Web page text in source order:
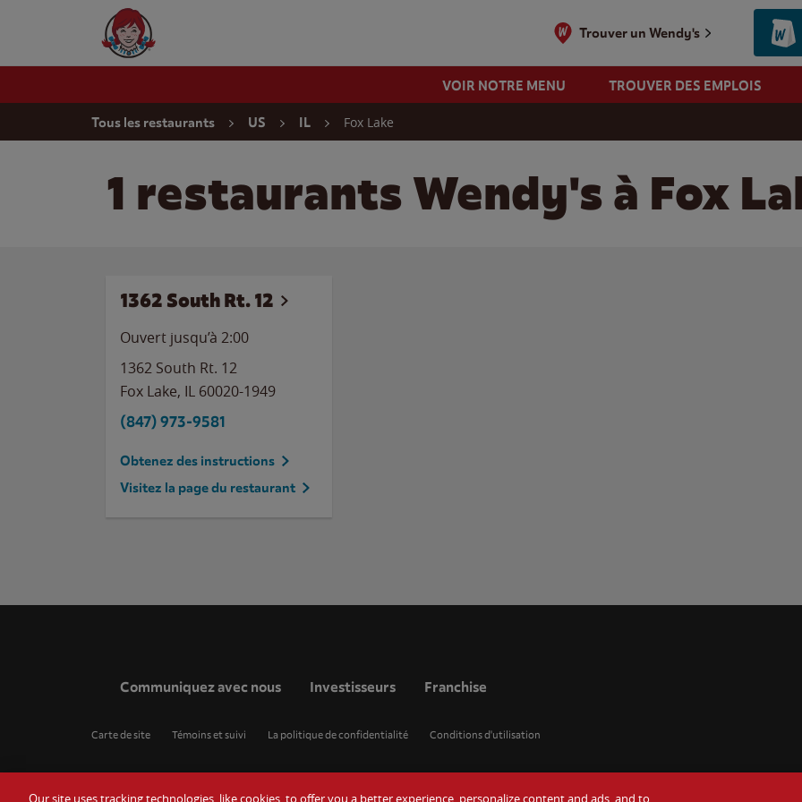
Wendy's Website Home
Trouver un Wendy's
VOIR NOTRE MENU TROUVER DES EMPLOIS
Return to NavTous les restaurants US IL Fox Lake
1 restaurants Wendy's à Fox
1362 South Rt. 12
Ouvert jusqu’à 2:00
1362 South Rt. 12
Fox Lake, IL 60020-1949
(847) 973-9581
Obtenez des instructions
Visitez la page du restaurant
Communiquez avec nous Investisseurs Franchise
Carte de site Témoins et suivi La politique de confidentialité Conditions d'utilisation
Our site uses tracking technologies, like cookies, to offer you a better experience, personalize content and ads, and to